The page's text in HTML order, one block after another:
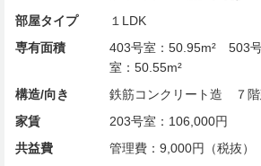
部屋タイプ
１LDK
専有面積
403号室：50.95m² 503
室：50.55m²
構造/向き
鉄筋コンクリート造 ７階
家賃
203号室：106,000円
共益費
管理費：9,000円（税抜）